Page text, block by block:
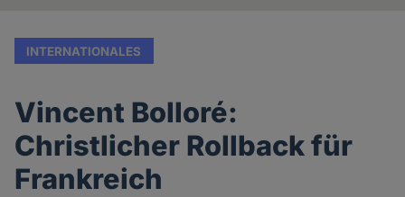
INTERNATIONALES
Vincent Bolloré:
Christlicher Rollback für
Frankreich